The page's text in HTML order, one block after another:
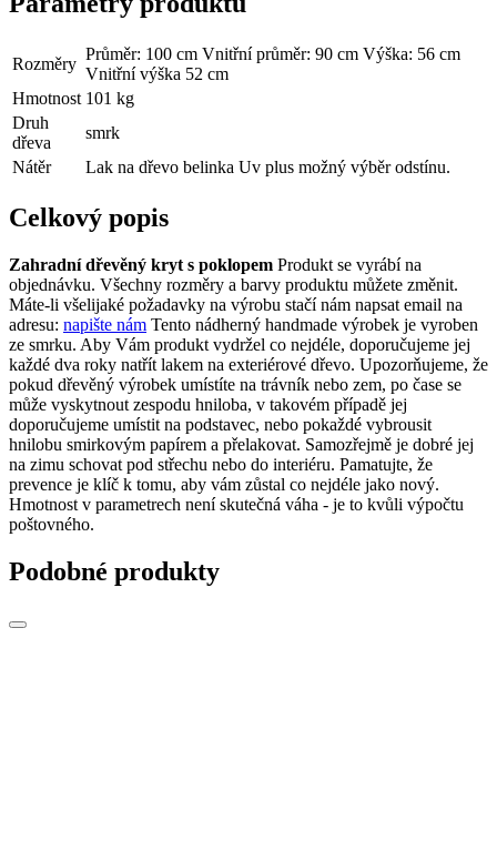
Rozměry
Průměr: 100 cm Vnitřní průměr: 90 cm Výška: 56 cm
Vnitřní výška 52 cm
Hmotnost 101 kg
Druh
dřeva
smrk
Nátěr
Lak na dřevo belinka Uv plus možný výběr odstínu.
Celkový popis
Zahradní dřevěný kryt s poklopem Produkt se vyrábí na
objednávku. Všechny rozměry a barvy produktu můžete změnit.
Máte-li všelijaké požadavky na výrobu stačí nám napsat email na
adresu: napište nám Tento nádherný handmade výrobek je vyroben
ze smrku. Aby Vám produkt vydržel co nejdéle, doporučujeme jej
každé dva roky natřít lakem na exteriérové ​​dřevo. Upozorňujeme, že
pokud dřevěný výrobek umístíte na trávník nebo zem, po čase se
může vyskytnout zespodu hniloba, v takovém případě jej
doporučujeme umístit na podstavec, nebo pokaždé vybrousit
hnilobu smirkovým papírem a přelakovat. Samozřejmě je dobré jej
na zimu schovat pod střechu nebo do interiéru. Pamatujte, že
prevence je klíč k tomu, aby vám zůstal co nejdéle jako nový.
Hmotnost v parametrech není skutečná váha - je to kvůli výpočtu
poštovného.
Podobné produkty